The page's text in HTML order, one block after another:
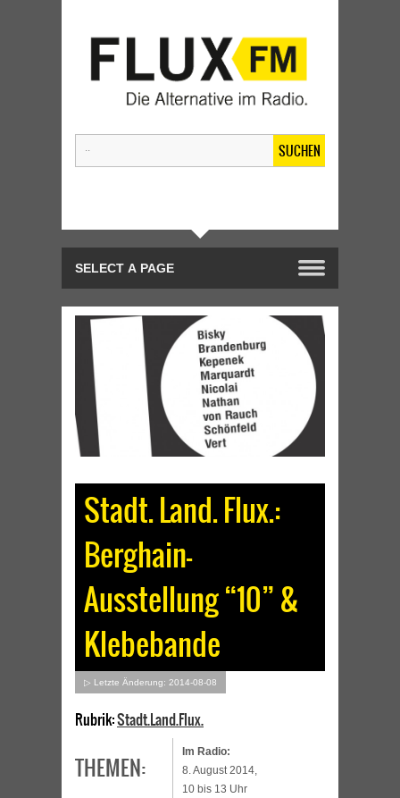
SUCHEN
Stadt. Land. Flux.:
Berghain-
Ausstellung “10” &
Klebebande
▷ Letzte Änderung: 2014-08-08
Rubrik:Stadt.Land.Flux.
Im Radio:
8. August 2014,
10 bis 13 Uhr
THEMEN: